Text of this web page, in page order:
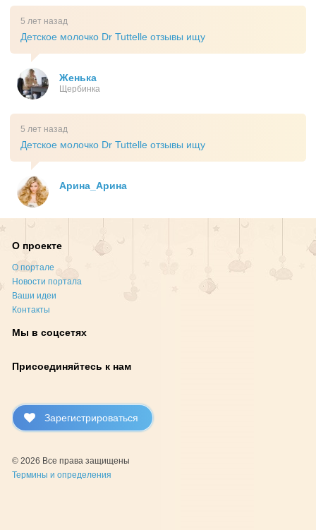
5 лет назад
Детское молочко Dr Tuttelle отзывы ищу
Женька
Щербинка
5 лет назад
Детское молочко Dr Tuttelle отзывы ищу
Арина_Арина
О проекте
О портале
Новости портала
Ваши идеи
Контакты
Мы в соцсетях
Присоединяйтесь к нам
Зарегистрироваться
© 2026 Все права защищены
Термины и определения